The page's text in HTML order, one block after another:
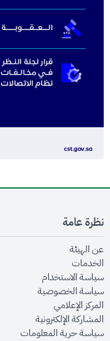
نظرة عامة
عن الهيئةin new window
الخدماتin new window
سياسة الاستخدام
سياسة الخصوصيةwindow
المركز الإعلاميnew window
المشاركة الإلكترونيةwindow
سياسة حرية المعلومات